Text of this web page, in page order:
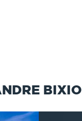
BIXIO